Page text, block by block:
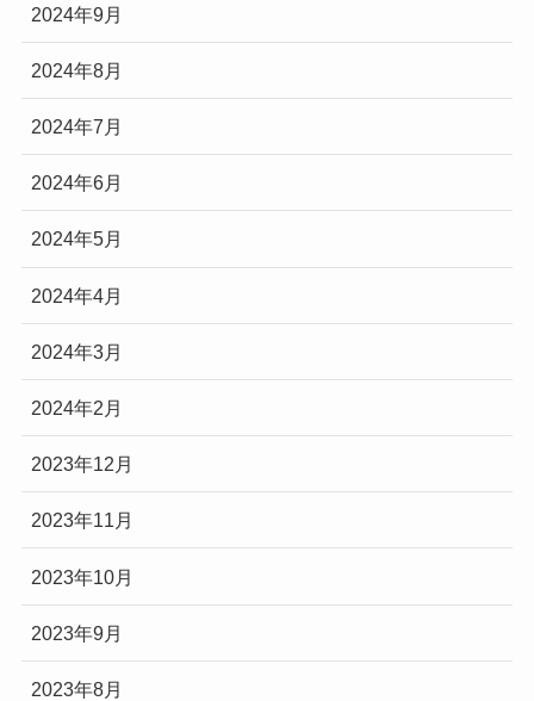
2024年9月
2024年8月
2024年7月
2024年6月
2024年5月
2024年4月
2024年3月
2024年2月
2023年12月
2023年11月
2023年10月
2023年9月
2023年8月